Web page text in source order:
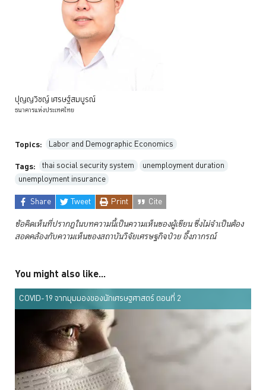
ปุญญวิชญ์เศรษฐ์สมบูรณ์
ธนาคารแห่งประเทศไทย
Topics: Labor and Demographic Economics
Tags: thai social security system
unemployment duration
unemployment insurance
Share
Tweet Print Cite
ข้อคิดเห็นที่ปรากฏในบทความนี้เป็นความเห็นของผู้เขียน ซึ่งไม่จำเป็นต้อง
สอดคล้องกับความเห็นของสถาบันวิจัยเศรษฐกิจป๋วยอึ๊งภากรณ์
You might also like...
COVID-19 จากมุมมองของนักเศรษฐศาสตร์ ตอนที่ 2